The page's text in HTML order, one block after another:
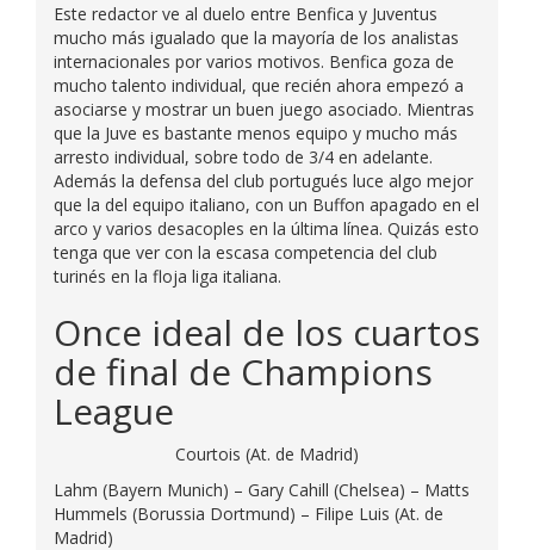
Este redactor ve al duelo entre Benfica y Juventus
mucho más igualado que la mayoría de los analistas
internacionales por varios motivos. Benfica goza de
mucho talento individual, que recién ahora empezó a
asociarse y mostrar un buen juego asociado. Mientras
que la Juve es bastante menos equipo y mucho más
arresto individual, sobre todo de 3/4 en adelante.
Además la defensa del club portugués luce algo mejor
que la del equipo italiano, con un Buffon apagado en el
arco y varios desacoples en la última línea. Quizás esto
tenga que ver con la escasa competencia del club
turinés en la floja liga italiana.
Once ideal de los cuartos
de final de Champions
League
Courtois (At. de Madrid)
Lahm (Bayern Munich) – Gary Cahill (Chelsea) – Matts
Hummels (Borussia Dortmund) – Filipe Luis (At. de
Madrid)